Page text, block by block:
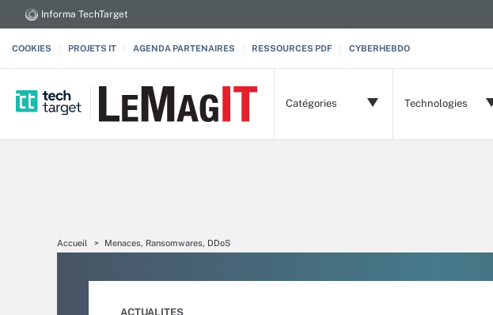
Informa TechTarget
COOKIES PROJETS IT AGENDA PARTENAIRES RESSOURCES PDF CYBERHEBDO
Catégories Technologies
Accueil Menaces, Ransomwares, DDoS
ACTUALITES